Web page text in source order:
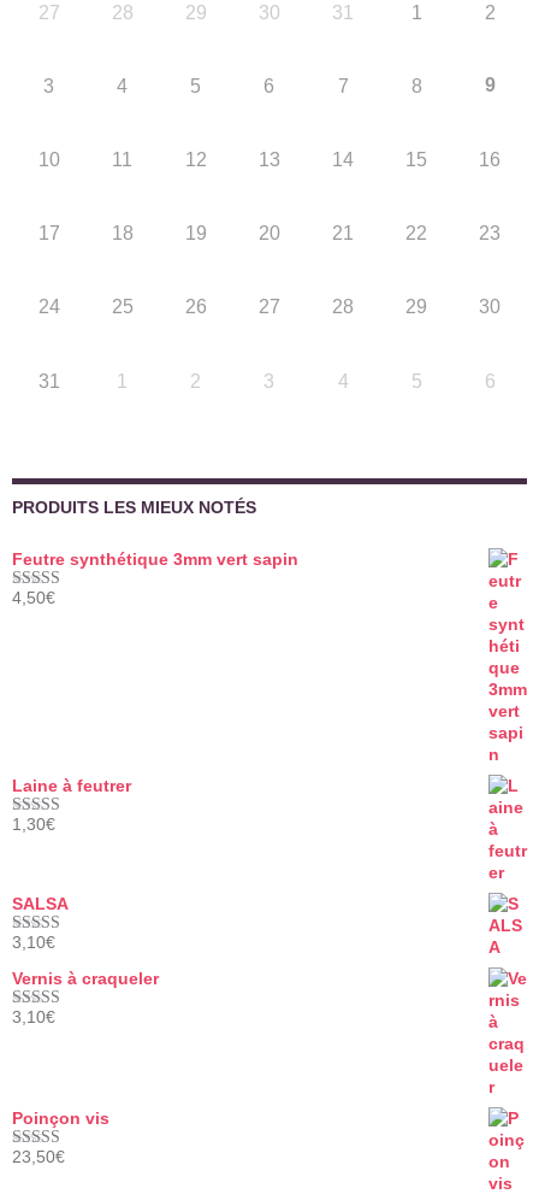
27 28 29 30 31 1 2
3 4 5 6 7 8 9
10 11 12 13 14 15 16
17 18 19 20 21 22 23
24 25 26 27 28 29 30
31 1 2 3 4 5 6
PRODUITS LES MIEUX NOTÉS
Feutre synthétique 3mm vert sapin
Note5.00
4,50€
Laine à feutrer
Note5.00
1,30€
SALSA
Note5.00
3,10€
Vernis à craqueler
Note5.00
3,10€
Poinçon vis
Note5.00
23,50€